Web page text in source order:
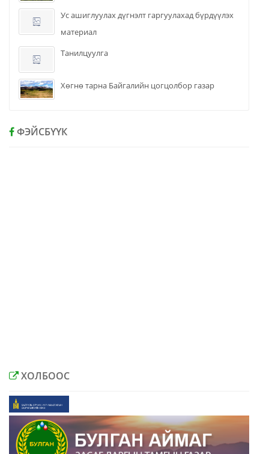
Ус ашиглуулах дүгнэлт гаргуулахад бүрдүүлэх
материал
Танилцуулга
Хөгнө тарна Байгалийн цогцолбор газар
ФЭЙСБҮҮК
ХОЛБООС